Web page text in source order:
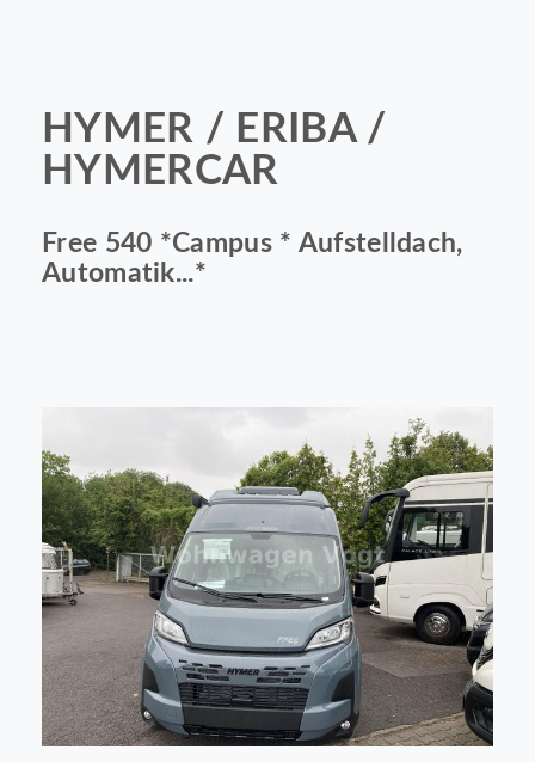
HYMER / ERIBA /
HYMERCAR
Free 540 *Campus * Aufstelldach,
Automatik...*